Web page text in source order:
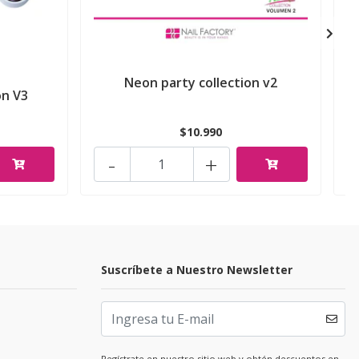
V3
Neon party collection v2
$10.990
+
-
Suscríbete a Nuestro Newsletter